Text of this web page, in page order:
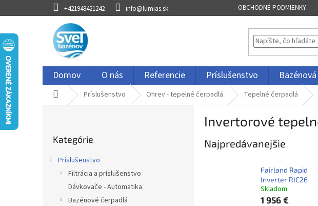
na
+421948421242 info@lumias.sk OBCHODNÉ PODMIENKY
Domov O nás Referencie Príslušenstvo
DomovPríslušenstvo Ohrev - tepelné čerpadlá Tepelné čerpadlá
kategórie
Kategórie
Príslušenstvo
Filtrácia a príslušenstvo
Dávkovače - Automatika
Bazénové čerpadlá
Invertorové
Najpredávanejšie
Fairland Rapid
Inverter RIC26
Skladom
1 956 €